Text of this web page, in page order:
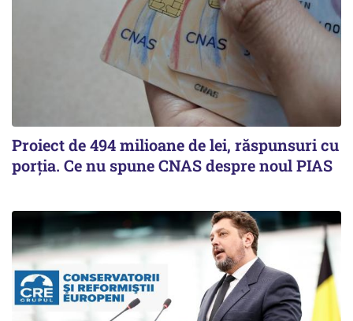
Proiect de 494 milioane de lei, răspunsuri cu
porția. Ce nu spune CNAS despre noul PIAS